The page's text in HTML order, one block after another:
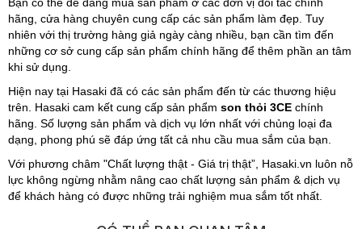
hãng, cửa hàng chuyên cung cấp các sản phẩm làm đẹp. Tuy
nhiên với thị trường hàng giả ngày càng nhiều, bạn cần tìm đến
những cơ sở cung cấp sản phẩm chính hãng để thêm phần an tâm
khi sử dụng.
Hiện nay tại Hasaki đã có các sản phẩm đến từ các thương hiệu
trên. Hasaki cam kết cung cấp sản phẩm son thỏi 3CE chính
hãng. Số lượng sản phẩm và dịch vụ lớn nhất với chủng loại đa
dạng, phong phú sẽ đáp ứng tất cả nhu cầu mua sắm của bạn.
Với phương châm "Chất lượng thật - Giá trị thật”, Hasaki.vn luôn nỗ
lực không ngừng nhằm nâng cao chất lượng sản phẩm & dịch vụ
để khách hàng có được những trải nghiệm mua sắm tốt nhất.